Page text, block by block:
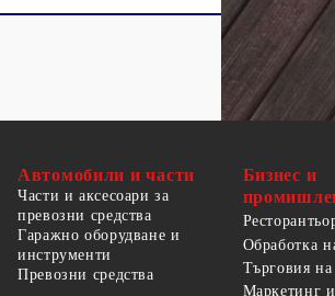
Автомобили и части
Части и аксесоари за
превозни средства
Гаражно оборудване и
инструменти
Превозни средства
Бизнес и
Обработка
Търговия
Маркетинг